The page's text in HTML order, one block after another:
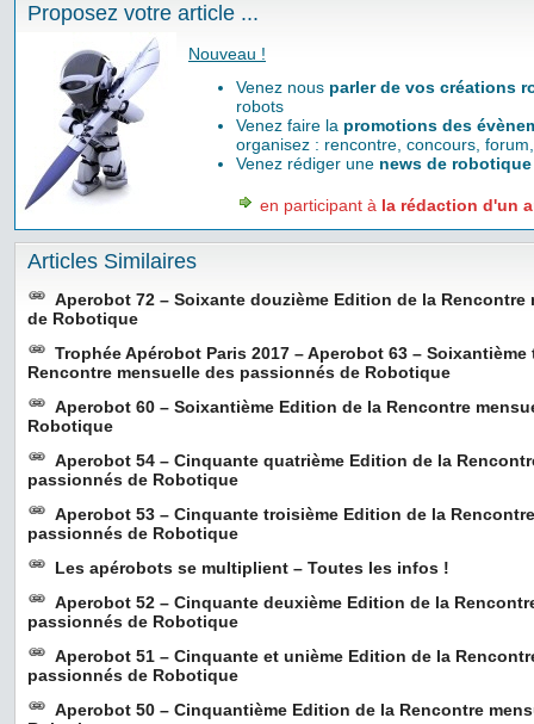
Proposez votre article ...
Nouveau !
Venez nous parler de vos créations
robots
Venez faire la promotions des
organisez : rencontre, concours,
Venez rédiger une news de robotique
en participant à la rédaction d'un
Articles Similaires
Aperobot 72 – Soixante douzième Edition de la
de Robotique
Trophée Apérobot Paris 2017 – Aperobot 63 –
Rencontre mensuelle des passionnés de Robotique
Aperobot 60 – Soixantième Edition de la Rencontre
Robotique
Aperobot 54 – Cinquante quatrième Edition de la
passionnés de Robotique
Aperobot 53 – Cinquante troisième Edition de la
passionnés de Robotique
Les apérobots se multiplient – Toutes les infos !
Aperobot 52 – Cinquante deuxième Edition de la
passionnés de Robotique
Aperobot 51 – Cinquante et unième Edition de la
passionnés de Robotique
Aperobot 50 – Cinquantième Edition de la Rencontre